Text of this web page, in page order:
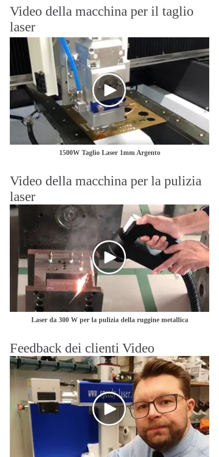
Video della macchina per il taglio
laser
1500W Taglio Laser 1mm Argento
Video della macchina per la pulizia
laser
Laser da 300 W per la pulizia della ruggine metallica
Feedback dei clienti Video